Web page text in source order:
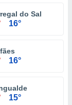
do Sal
16°
16°
15°